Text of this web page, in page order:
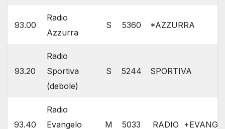
93.00
Radio
Azzurra
S 5360 *AZZURRA
93.20
Radio
Sportiva
(debole)
S 5244 SPORTIVA
93.40
Radio
Evangelo
M 5033 RADIO